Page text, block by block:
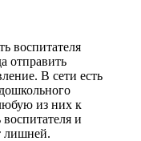
воспитателя
отправить
В сети есть
из них к
и
лишней.